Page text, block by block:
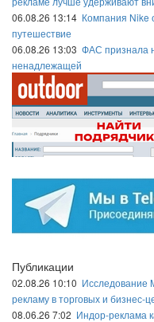
06.08.26 13:14 Компания Nike
путешествие
06.08.26 13:03 ФАС признала
ненадлежащей
Публикации
02.08.26 10:10 Исследование
рекламу в торговых и бизнес-
08.06.26 7:02 Индор-реклама